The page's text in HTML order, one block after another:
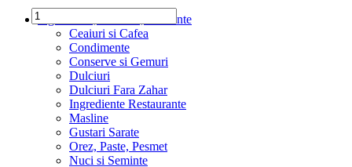
Ingrediente, Dulciuri, Alimente
Ceaiuri si Cafea
Condimente
Conserve si Gemuri
Dulciuri
Dulciuri Fara Zahar
Ingrediente Restaurante
Masline
Gustari Sarate
Orez, Paste, Pesmet
Nuci si Seminte